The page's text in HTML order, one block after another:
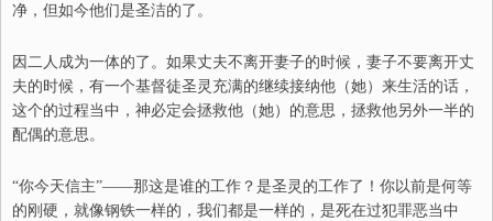
净，但如今他们是圣洁的了。
因二人成为一体的了。如果丈夫不离开妻子的时候，妻子不要离开丈
夫的时候，有一个基督徒圣灵充满的继续接纳他（她）来生活的话，
这个的过程当中， 神必定会拯救他（她）的意思，拯救他另外一半的
配偶的意思。
“你今天信主”——那这是谁的工作？是圣灵的工作了！你以前是何等
的刚硬，就像钢铁一样的，我们都是一样的，是死在过犯罪恶当中